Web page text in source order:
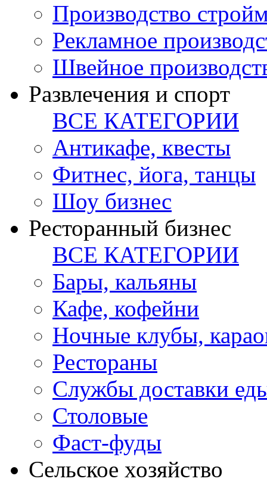
Производство
Рекламное
Швейное
Развлечения и спорт
ВСЕ КАТЕГОРИИ
Антикафе, квесты
Фитнес, йога, танцы
Шоу бизнес
Ресторанный бизнес
ВСЕ КАТЕГОРИИ
Бары, кальяны
Кафе, кофейни
Ночные клубы,
Рестораны
Службы доставки
Столовые
Фаст-фуды
Сельское хозяйство